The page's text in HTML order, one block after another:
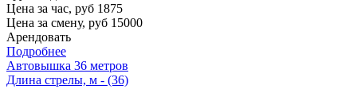
Цена за час, руб 1875
Цена за смену, руб 15000
Арендовать
Подробнее
Автовышка 36 метров
Длина стрелы, м - (36)